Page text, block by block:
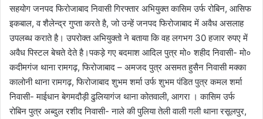
सहयोग जनपद फिरोजाबाद निवासी गिरफ्तार अभियुक्त कासिम उर्फ रोबिन, आसिफ
इकबाल, व शैलेन्द्र गुप्ता करते है, जो उन्हें जनपद फिरोजाबाद में अवैध असलाह
उपलब्ध कराते है। उपरोक्त अभियुक्तो ने बताया कि वह लगभग 30 हजार रुपए में
अवैध पिस्टल बेचते देते है।पकड़े गए बदमाश आदिल पुत्र मो० शहीद निवासी- मो०
कदीमगंज थाना रामगढ़, फिरोजाबाद – अमजद पुत्र असमत हुसैन निवासी मक्का
कालोनी थाना रामगढ़, फिरोजाबाद शुभम शर्मा उर्फ शुभम पंडित पुत्र कमल शर्मा
निवासी- माईधान बेगमदौड़ी ढुलियागंज थाना कोतवाली, आगरा । कासिम उर्फ
रोबिन पुत्र अब्दुल रशीद निवासी- नाले की पुलिया तेली वाली गली थाना रसूलपुर,